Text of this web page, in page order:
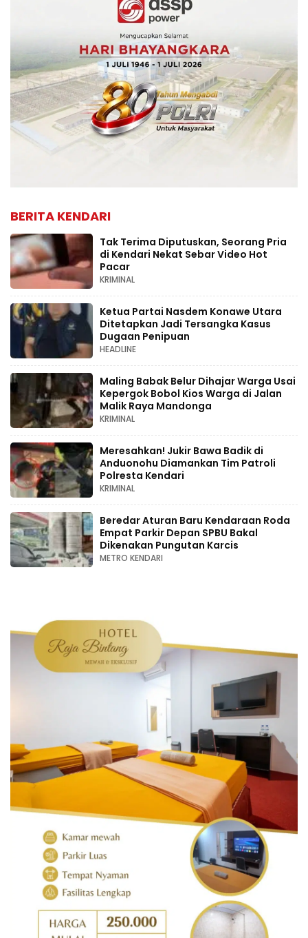
BERITA KENDARI
Tak Terima Diputuskan, Seorang Pria
di Kendari Nekat Sebar Video Hot
Pacar
KRIMINAL
Ketua Partai Nasdem Konawe Utara
Ditetapkan Jadi Tersangka Kasus
Dugaan Penipuan
HEADLINE
Maling Babak Belur Dihajar Warga Usai
Kepergok Bobol Kios Warga di Jalan
Malik Raya Mandonga
KRIMINAL
Meresahkan! Jukir Bawa Badik di
Anduonohu Diamankan Tim Patroli
Polresta Kendari
KRIMINAL
Beredar Aturan Baru Kendaraan Roda
Empat Parkir Depan SPBU Bakal
Dikenakan Pungutan Karcis
METRO KENDARI